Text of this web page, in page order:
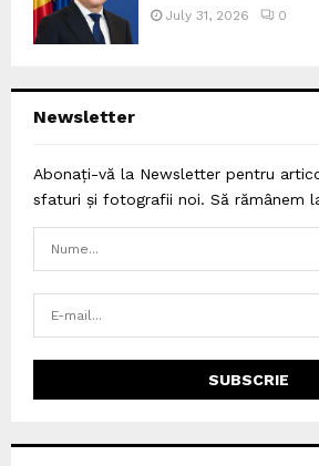
July 31, 2026 0
Newsletter
Abonați-vă la Newsletter pentru
sfaturi și fotografii noi. Să rămânem